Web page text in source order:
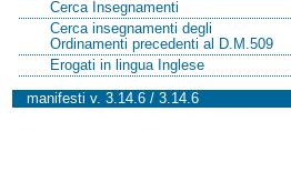
Cerca Insegnamenti
Cerca insegnamenti degli
Ordinamenti precedenti al D.M.509
Erogati in lingua Inglese
manifesti v. 3.14.6 / 3.14.6